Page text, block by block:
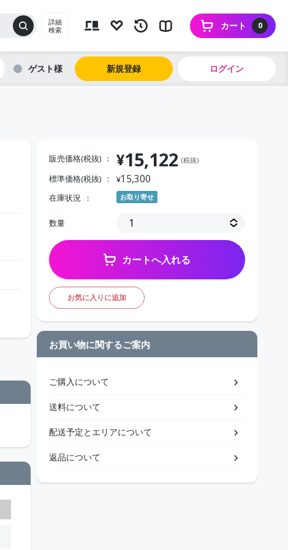
詳細
検索
0
カート
ゲスト 新規登録 ログイン
販売価格(税抜) ¥15,122 (税抜)
標準価格(税抜) ¥15,300
在庫状況 お取り寄せ
数量
カートへ入れる
お気に入りに追加
お買い物に関するご案内
ご購入について
送料について
配送予定とエリアについて
返品について